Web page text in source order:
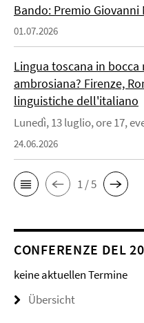
Bando: Premio Giovanni
01.07.2026
Lingua toscana in
ambrosiana? Firenze,
linguistiche dell'italiano
Lunedì, 13 luglio, ore 17,
24.06.2026
1 / 5
CONFERENZE DEL
keine aktuellen Termine
Übersicht